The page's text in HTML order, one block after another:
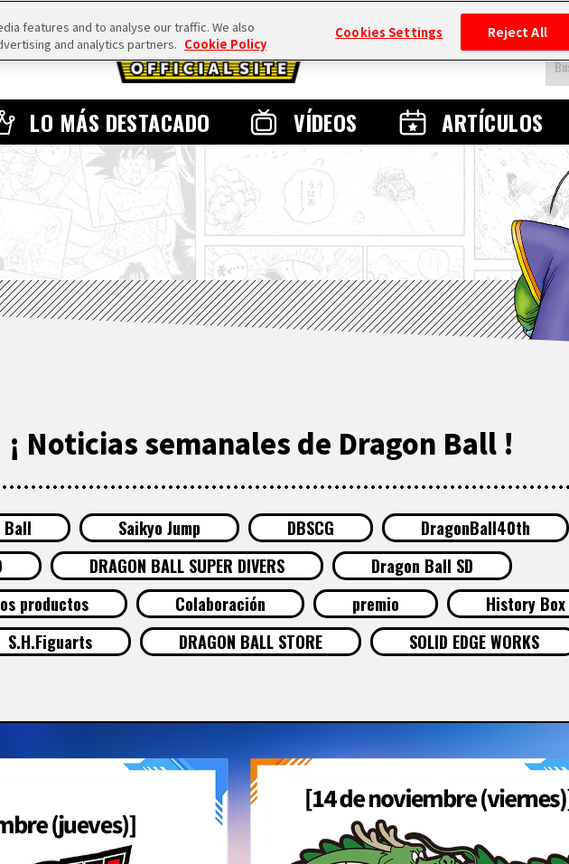
LO MÁS DESTACADO VÍDEOS ARTÍCULOS
Noticias semanales de Dragon Ball !
Ball Saikyo Jump DBSCG
DragonBall40th
DRAGON BALL SUPER DIVERS
Dragon Ball SD
productos Colaboración premio
History Box
S.H.Figuarts DRAGON BALL STORE
SOLID EDGE WORKS
features and to analyse our traffic. We also
and analytics partners. Cookie Policy
Cookies Settings Reject All